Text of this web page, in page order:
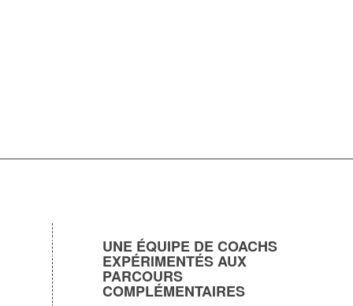
UNE ÉQUIPE DE COACHS
EXPÉRIMENTÉS AUX
PARCOURS
COMPLÉMENTAIRES